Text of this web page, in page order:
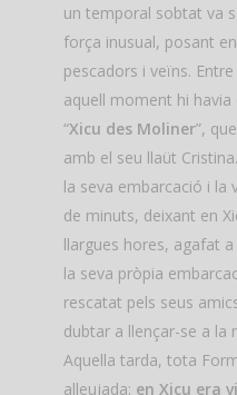
un temporal sobtat va
força inusual, posant
pescadors i veïns.
aquell moment hi havia
“Xicu des Moliner”,
amb el seu llaüt
la seva embarcació i la
de minuts, deixant en
llargues hores, agafat
la seva pròpia
rescatat pels seus
dubtar a llençar-se a la
Aquella tarda, tota
alleujada: en Xicu era